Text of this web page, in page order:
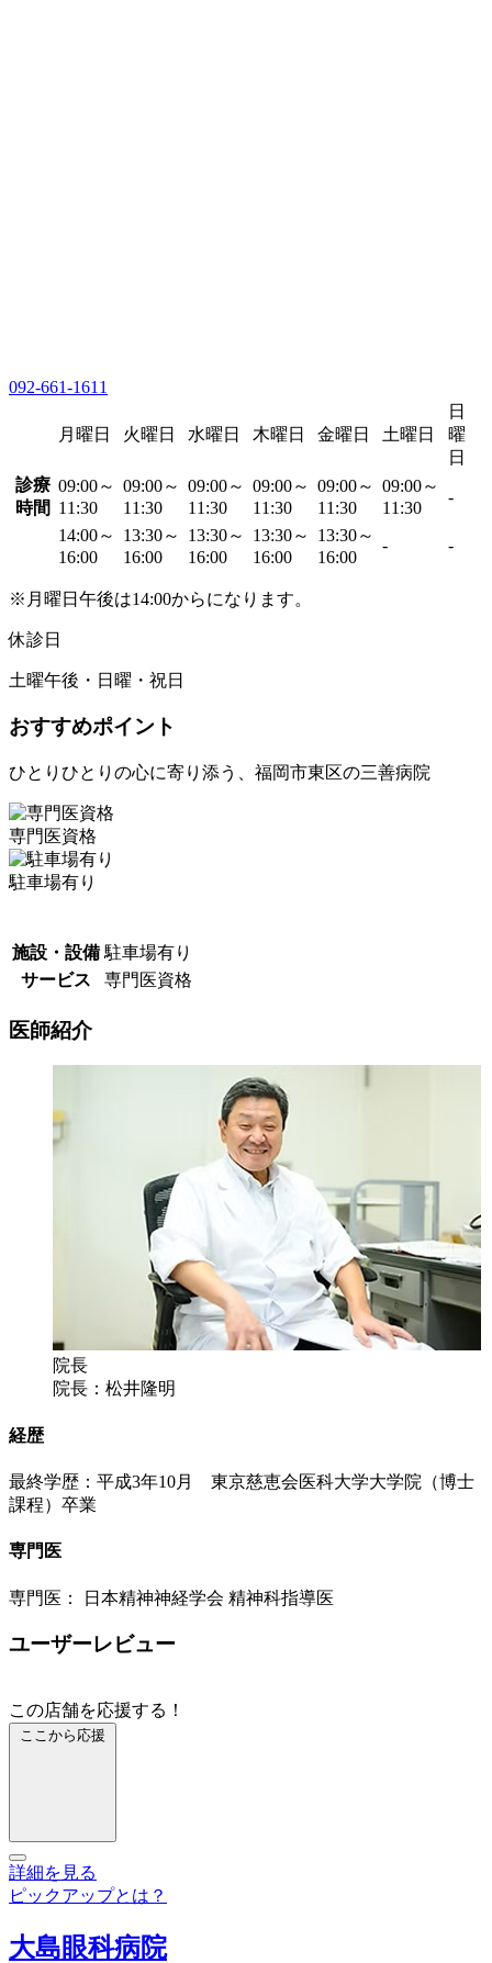
092-661-1611
月曜日 火曜日 水曜日 木曜日 金曜日 土曜日
日
曜
日
診療
時間
09:00～
11:30
09:00～
11:30
09:00～
11:30
09:00～
11:30
09:00～
11:30
09:00～
11:30
-
14:00～
16:00
13:30～
16:00
13:30～
16:00
13:30～
16:00
13:30～
16:00
- -
※月曜日午後は14:00からになります。
休診日
土曜午後・日曜・祝日
おすすめポイント
ひとりひとりの心に寄り添う、福岡市東区の三善病院
専門医資格
駐車場有り
施設・設備 駐車場有り
サービス
専門医資格
医師紹介
院長
院長：松井隆明
経歴
最終学歴：平成3年10月 東京慈恵会医科大学大学院（博士
課程）卒業
専門医
専門医： 日本精神神経学会 精神科指導医
ユーザーレビュー
この店舗を応援する！
ここから応援
詳細を見る
ピックアップとは？
大島眼科病院